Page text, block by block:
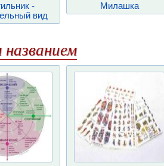
-
вид
Милашка